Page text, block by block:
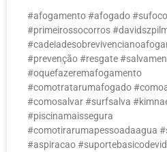
#afogamento #afogado
#primeirossocorros
#prevenção #resgate
#oquefazeremafogamento
#comotratarumafogado
#comosalvar #surfsalva
#piscinamaissegura
#comotirarumapessoadaagua
#aspiracao